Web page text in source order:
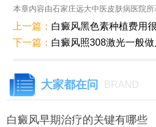
本章内容由石家庄远大中医皮肤病医院所
上一篇： 白癜风黑色素种植费用
下一篇： 白癜风照308激光一般
大家都在问 BRAND
白癜风早期治疗的关键有哪些